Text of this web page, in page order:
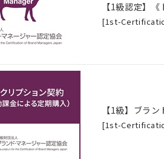
【1級認定】
[1st-
【1級】ブラ
[1st-